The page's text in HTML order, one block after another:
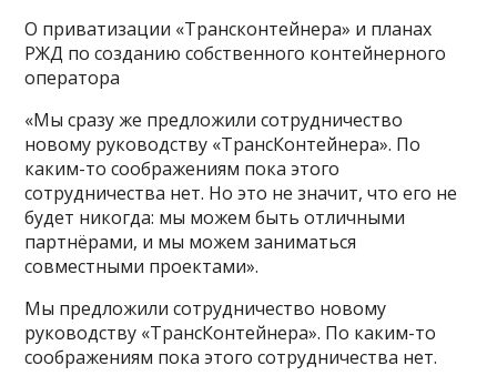
О приватизации «Трансконтейнера» и планах
РЖД по созданию собственного контейнерного
оператора
«Мы сразу же предложили сотрудничество
новому руководству «ТрансКонтейнера». По
каким-то соображениям пока этого
сотрудничества нет. Но это не значит, что его не
будет никогда: мы можем быть отличными
партнёрами, и мы можем заниматься
совместными проектами».
Мы предложили сотрудничество новому
руководству «ТрансКонтейнера». По каким-то
соображениям пока этого сотрудничества нет.